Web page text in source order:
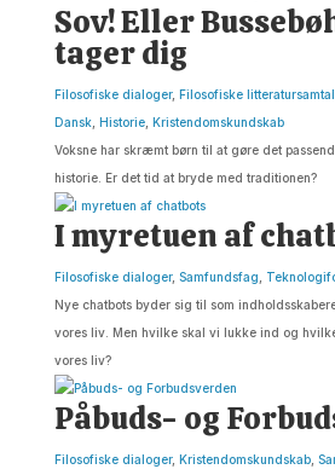
Sov! Eller
tager dig
Filosofiske dialoger, Filosofiske
Dansk, Historie, Kristendomskundskab
Voksne har skræmt børn til at gøre det
historie. Er det tid at bryde med traditionen?
I myretuen af
Filosofiske dialoger, Samfundsfag
Nye chatbots byder sig til som
vores liv. Men hvilke skal vi lukke ind og
vores liv?
Påbuds- og
Filosofiske dialoger, Kristendomskundskab,